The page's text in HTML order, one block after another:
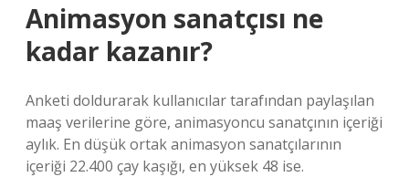
Animasyon sanatçısı ne
kadar kazanır?
Anketi doldurarak kullanıcılar tarafından paylaşılan
maaş verilerine göre, animasyoncu sanatçının içeriği
aylık. En düşük ortak animasyon sanatçılarının
içeriği 22.400 çay kaşığı, en yüksek 48 ise.